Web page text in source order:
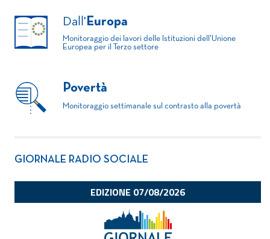
Dall' Europa
Monitoraggio dei lavori delle Istituzioni dell'Unione
Europea per il Terzo settore
Povertà
Monitoraggio settimanale sul contrasto alla povertà
GIORNALE RADIO SOCIALE